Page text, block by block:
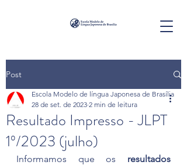
Post
Resultado Impresso - JLPT
1º/2023 (julho)
Escola Modelo de língua Japonesa de Brasília
28 de set. de 2023 2 min de leitura
Informamos que os resultados